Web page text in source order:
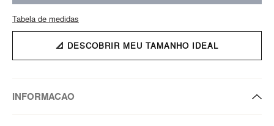
Tabela de medidas
📐 DESCOBRIR MEU TAMANHO IDEAL
INFORMACAO